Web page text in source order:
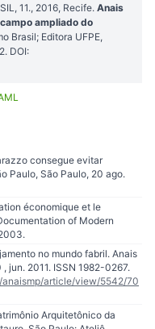
11., 2016, Recife. Anais
ampliado do
Brasil; Editora UFPE,
DOI:
consegue evitar
Paulo, São Paulo, 20 ago.
économique et le
of Modern
no mundo fabril. Anais
jun. 2011. ISSN 1982-0267.
article/view/5542/70
Arquitetônico da